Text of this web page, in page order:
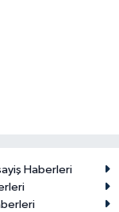
Haberleri